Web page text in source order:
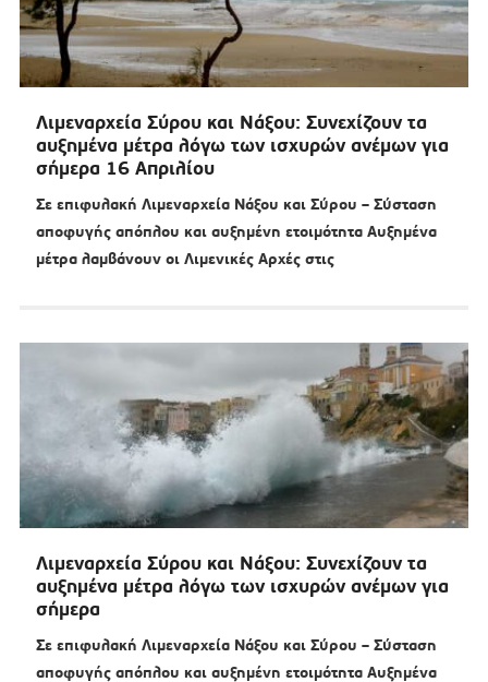
Λιμεναρχεία Σύρου και Νάξου: Συνεχίζουν τα
αυξημένα μέτρα λόγω των ισχυρών ανέμων για
σήμερα 16 Απριλίου
Σε επιφυλακή Λιμεναρχεία Νάξου και Σύρου – Σύσταση
αποφυγής απόπλου και αυξημένη ετοιμότητα Αυξημένα
μέτρα λαμβάνουν οι Λιμενικές Αρχές στις
Λιμεναρχεία Σύρου και Νάξου: Συνεχίζουν τα
αυξημένα μέτρα λόγω των ισχυρών ανέμων για
σήμερα
Σε επιφυλακή Λιμεναρχεία Νάξου και Σύρου – Σύσταση
αποφυγής απόπλου και αυξημένη ετοιμότητα Αυξημένα